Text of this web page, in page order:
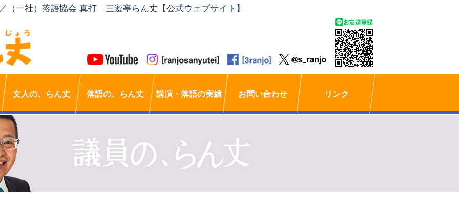
（一社）落語協会 真打 三遊亭らん丈【公式ウェブサイト】
文人の、らん丈 落語の、らん丈 講演・落語の実績 お問い合わせ リンク